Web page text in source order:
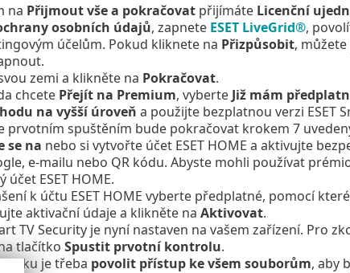
na Přijmout vše a pokračovatpřijímáte Licenční
osobních údajů, zapnete ESET LiveGrid®,
účelům. Pokud kliknete na Přizpůsobit,
zemi a klikněte na Pokračovat.
chcete Přejít na Premium, vyberte Již mám
na vyšší úroveň a použijte bezplatnou verzi ESET
prvotním spuštěním bude pokračovat krokem 7
se na nebo si vytvořte účet ESET HOME a aktivujte
e-mailu nebo QR kódu. Abyste mohli používat
účet ESET HOME.
k účtu ESET HOME vyberte předplatné, pomocí
aktivační údaje a klikněte na Aktivovat.
TV Security je nyní nastaven na vašem zařízení. Pro
tlačítko Spustit prvotní kontrolu.
je třeba povolit přístup ke všem souborům, aby